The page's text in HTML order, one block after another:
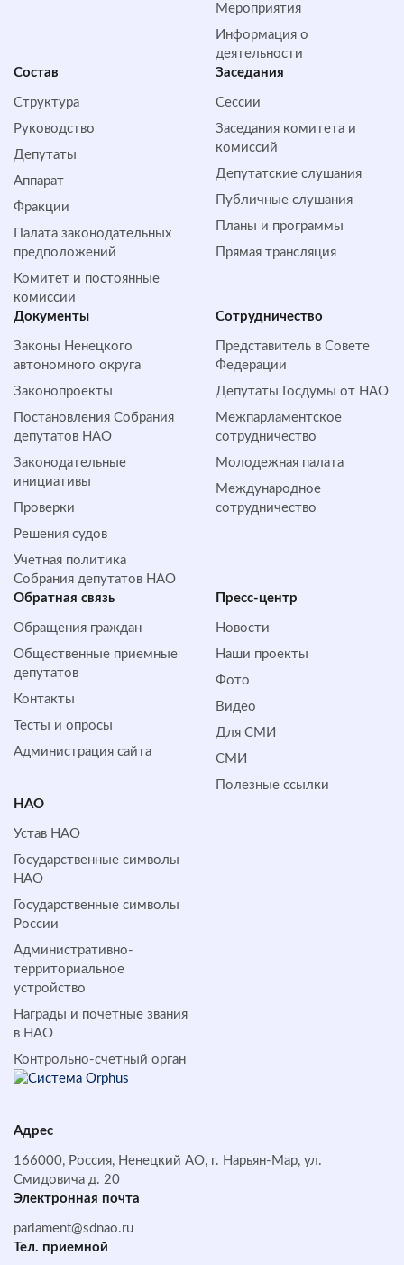
Мероприятия
Информация о
деятельности
Состав
Структура
Руководство
Депутаты
Аппарат
Фракции
Палата законодательных
предположений
Комитет и постоянные
комиссии
Заседания
Сессии
Заседания комитета и
комиссий
Депутатские слушания
Публичные слушания
Планы и программы
Прямая трансляция
Документы
Законы Ненецкого
автономного округа
Законопроекты
Постановления Собрания
депутатов НАО
Законодательные
инициативы
Проверки
Решения судов
Учетная политика
Собрания депутатов НАО
Сотрудничество
Представитель в Совете
Федерации
Депутаты Госдумы от НАО
Межпарламентское
сотрудничество
Молодежная палата
Международное
сотрудничество
Обратная cвязь
Обращения граждан
Общественные приемные
депутатов
Контакты
Тесты и опросы
Администрация сайта
Пресс-центр
Новости
Наши проекты
Фото
Видео
Для СМИ
СМИ
Полезные ссылки
НАО
Устав НАО
Государственные символы
НАО
Государственные символы
России
Административно-
территориальное
устройство
Награды и почетные звания
в НАО
Контрольно-счетный орган
Адрес
166000, Россия, Ненецкий АО, г. Нарьян-Мар, ул.
Смидовича д. 20
Электронная почта
parlament@sdnao.ru
Тел. приемной